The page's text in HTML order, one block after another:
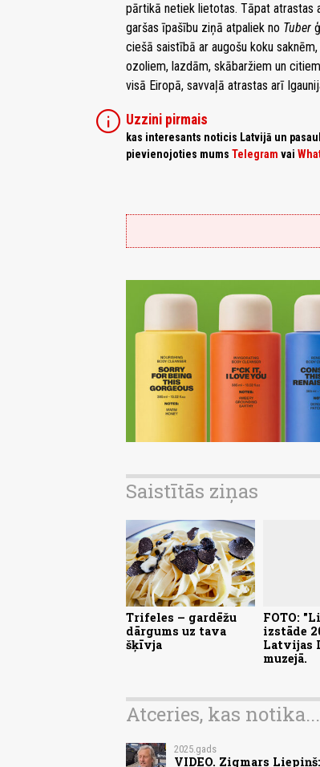
pārtikā netiek lietotas. Tāpat atrastas
garšas īpašību ziņā atpaliek no Tuber
ciešā saistībā ar augošu koku
ozoliem, lazdām, skābaržiem un
visā Eiropā, savvaļā atrastas arī
info Uzzini pirmais
kas interesants noticis Latvijā un
pievienojoties mums Telegram vai
Saistītās ziņas
Trifeles – gardēžu
dārgums uz tava
šķīvja
FOTO:
izstāde
Latvijas
muzejā.
Atceries, kas
2025.gads
VIDEO. Zigmars